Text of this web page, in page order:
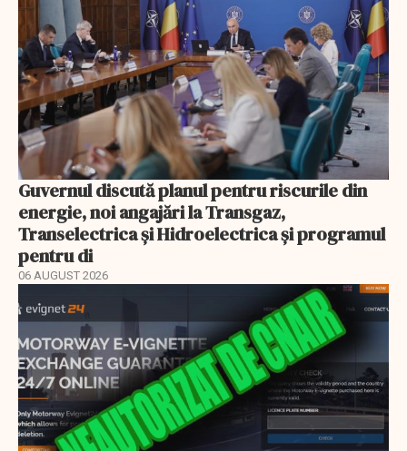
Guvernul discută planul pentru riscurile din
energie, noi angajări la Transgaz,
Transelectrica și Hidroelectrica și programul
pentru di
06 AUGUST 2026